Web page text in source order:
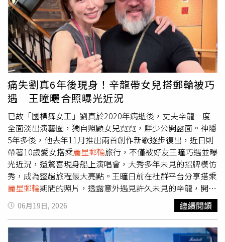
套票優惠、azie冠軍牛排、三燔本家和牛放題、故宮晶華御
皇鴨宴及沐蘭SPA療程券。天成飯店集團：六館聯合住宿券
2.2折起（每張3,200元含早餐）。瑞穗天合雙人一泊二食
10,999元起；新品牌天成逸旅-蝴蝶谷一泊三食7,099元起，
兩館聯賣13,999元。朋趣露營一泊四食7,299元。旗下翠
庭、PRIME ONE等餐券5.1折起。購券可加購黃金湯泡湯粉
（100元）或比比家族泡澡球（120元）。現場加入Cosmos
CLUB會員送環保袋並可抽蝴蝶谷住宿券；購買天合尊寵卡
加碼送假日入住不加價券。圓山大飯店：夏季旅展祭出超值
優惠3.6折起！住宿首推「平日住宿通用券」4,999元，可入
住高級客房或加碼升等天際套房；全新改裝的「金龍客房住
宿券」也首度以4.7折、每張7,777元限量登場。餐飲方面，
松鶴自助午晚餐與下午茶券7.5折起，並享買10送1快閃優
惠；金龍餐廳推出經典片皮鴨五吃5,980元及早茶雙饗券
1,299元；圓苑餐廳與圓山牛排館也分別主打經典四人分享
餐及海陸雙人套餐券3,880元，現場還有抽獎與滿額好康。
福容大飯店：一券暢遊全台＋外島，跟著福容去旅行！聯合
住宿券最低2,815元起；舌尖上的假期 主廚美饌隨心自由
配！「福容美食通用券」最低1,067元起！麗星郵輪探索星
號「買4晚享5晚」、「第3人0元」優惠齊發。（圖／麗星
痛失劉真6年後現身！辛龍帶女兒搭郵輪被巧
遇 王瞳曬合照曝光近況
已故「國標舞女王」劉真於2020年病逝後，丈夫辛龍一度
全面淡出演藝圈，獨自照顧女兒霓霓，鮮少公開露面。神隱
5年多後，他去年11月推出兩首創作新歌逐步復出，近日則
帶著10歲愛女搭乘麗星郵輪旅行，不僅被好友王瞳巧遇並曝
光近況，還驚喜現身船上演唱會，大秀多年未見的招牌模仿
秀，成為整趟旅程最大亮點。王瞳日前在社群平台分享搭乘
麗星郵輪期間的照片，透露意外遇見許久未見的辛龍，開心
寫下：「我都叫他老爺啦！超久不見，看到你真開心！」照
片中，辛龍戴著帽子與墨鏡，一身黑色休閒裝扮，留著略顯
斑白的落腮鬍，但氣色紅潤、精神狀態相當不錯。王瞳則親
暱搭著他的肩膀，兩人一同對鏡頭比讚，展現深厚交情。據
06月19日, 2026 繼續閱讀